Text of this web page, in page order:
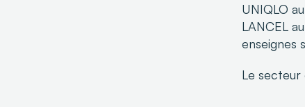
UNIQLO
LANCEL
enseignes
Le secteur